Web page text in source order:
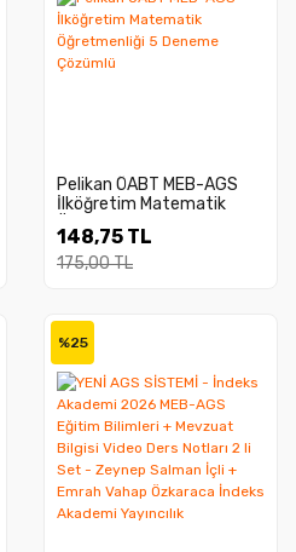
Pelikan ÖABT MEB-AGS
İlköğretim Matematik
Çözümlü
148,75 TL
175,00 TL
%25